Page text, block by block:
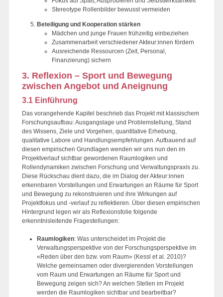
Stereotype Rollenbilder bewusst vermeiden
Beteiligung und Kooperation stärken
Mädchen und junge Frauen frühzeitig einbeziehen
Zusammenarbeit verschiedener Akteur:innen fördern
Ausreichende Ressourcen (Zeit, Personal,
Finanzierung) sichern
3. Reflexion – Sport und Bewegung
zwischen Angebot und Aneignung
3.1 Einführung
Das vorangehende Kapitel beschrieb das Projekt mit klassischem
Forschungsaufbau: Ausgangslage und Problemstellung, Stand
des Wissens, Ziele und Vorgehen, quantitative Erhebung,
qualitative Labore und Handlungsempfehlungen. Aufbauend auf
diesen empirischen Grundlagen wenden wir uns nun den im
Projektverlauf sichtbar gewordenen Raumlogiken und
Rollendynamiken zwischen Forschung und Verwaltungspraxis zu.
Diese Rückschau dient dazu, die im Dialog der Akteur:innen
erkennbaren Vorstellungen und Erwartungen an Räume für Sport
und Bewegung zu rekonstruieren und ihre Wirkungen auf
Projektfokus und -verlauf zu reflektieren. Über diesen empirischen
Hintergrund legen wir als Reflexionsfolie folgende
erkenntnisleitende Fragestellungen:
Raumlogiken: Was unterscheidet im Projekt die
Verwaltungsperspektive von der Forschungsperspektive im
«Reden über den bzw. vom Raum» (Kessl et al. 2010)?
Welche gemeinsamen oder divergierenden Vorstellungen
vom Raum und Erwartungen an Räume für Sport und
Bewegung zeigen sich? An welchen Stellen im Projekt
werden die Raumlogiken sichtbar und bearbeitbar?